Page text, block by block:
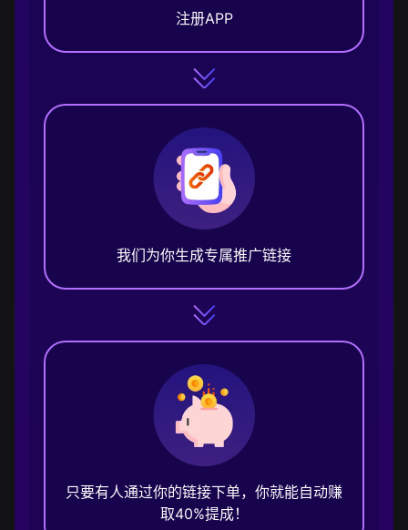
注册APP
我们为你生成专属推广链接
只要有人通过你的链接下单，你就能自动赚
取40%提成！